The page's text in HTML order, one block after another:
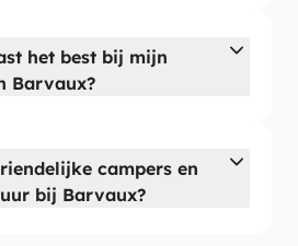
het best bij mijn
Barvaux?
campers en
bij Barvaux?